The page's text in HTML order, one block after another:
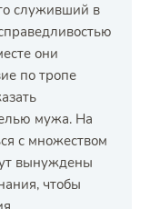
служивший в
они
по тропе
мужа. На
с множеством
вынуждены
чтобы